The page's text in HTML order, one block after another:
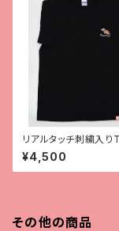
リアルタッチ刺繍入り
【ガーゴイルゲッコー】
¥4,500
その他の商品